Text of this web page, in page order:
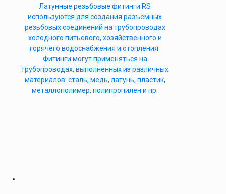
Латунные резьбовые фитинги RS
используются для создания разъемных
резьбовых соединений на трубопроводах
холодного питьевого, хозяйственного и
горячего водоснабжения и отопления.
Фитинги могут применяться на
трубопроводах, выполненных из различных
материалов: сталь, медь, латунь, пластик,
металлополимер, полипропилен и пр.